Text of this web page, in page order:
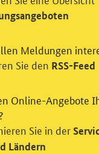
in Tracking
Meldungen
Sie den RSS-Feed
Online-Angebote
Sie in der
Ländern